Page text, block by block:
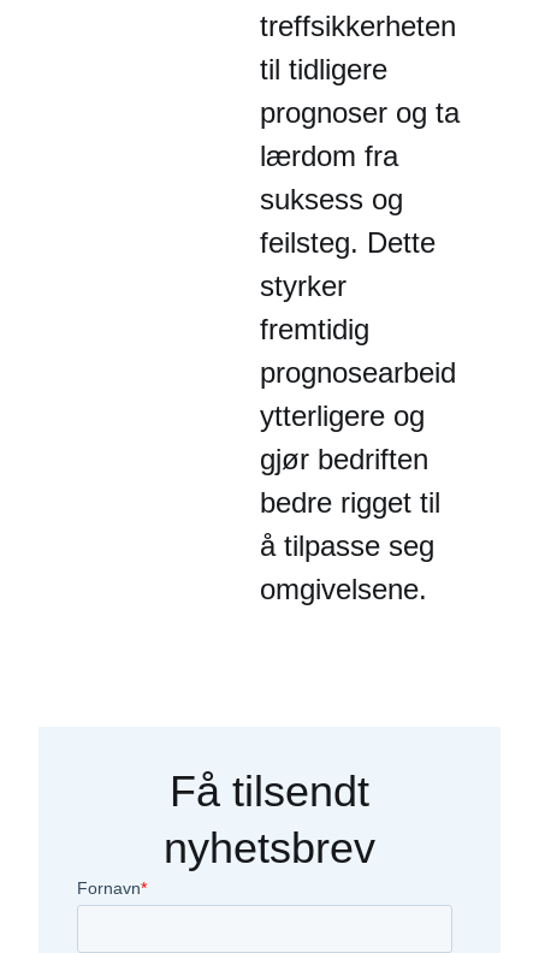
treffsikkerheten
til tidligere
prognoser og ta
lærdom fra
suksess og
feilsteg. Dette
styrker
fremtidig
prognosearbeid
ytterligere og
gjør bedriften
bedre rigget til
å tilpasse seg
omgivelsene.
Få tilsendt
nyhetsbrev